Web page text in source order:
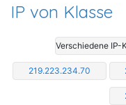
IP von Klasse
Verschiedene IP-
219.223.234.70